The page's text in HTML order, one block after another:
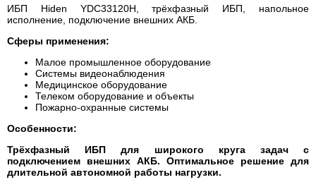
ИБП Hiden YDC33120H, трёхфазный ИБП, напольное
исполнение, подключение внешних АКБ.
Сферы применения:
Малое промышленное оборудование
Системы видеонаблюдения
Медицинское оборудование
Телеком оборудование и объекты
Пожарно-охранные системы
Особенности:
Трёхфазный ИБП для широкого круга задач с
подключением внешних АКБ. Оптимальное решение для
длительной автономной работы нагрузки.